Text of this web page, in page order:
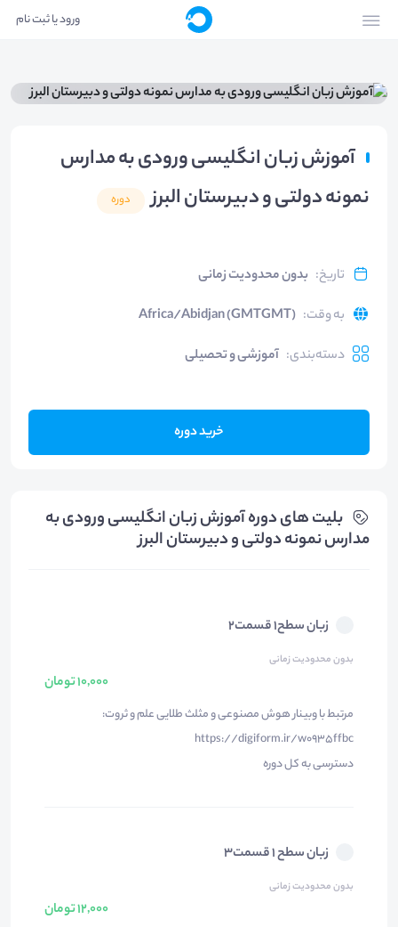
ورود یا ثبت نام
آموزش زبان انگلیسی ورودی به مدارس
نمونه دولتی و دبیرستان البرز
دوره
تاریخ: بدون محدودیت زمانی
به وقت:
Africa/Abidjan (GMTGMT)
دسته‌بندی: آموزشی و تحصیلی
خرید دوره
بلیت های دوره آموزش زبان انگلیسی ورودی به
مدارس نمونه دولتی و دبیرستان البرز
زبان سطح۱ قسمت۲
بدون محدودیت زمانی
10,000 تومان
مرتبط با وبینار هوش مصنوعی و مثلث طلایی علم و ثروت:
https://digiform.ir/w0935ffbc
دسترسی به کل دوره
زبان سطح ۱ قسمت۳
بدون محدودیت زمانی
12,000 تومان